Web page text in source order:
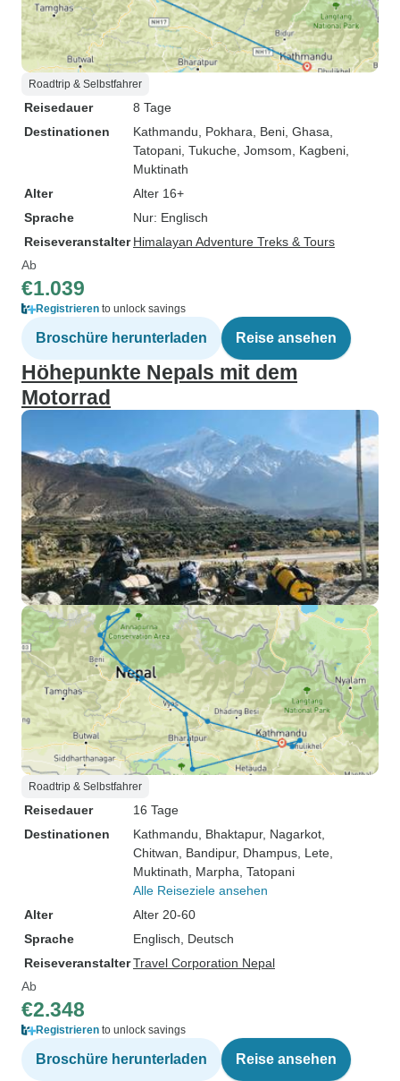
Roadtrip & Selbstfahrer
Reisedauer
8 Tage
Destinationen
Kathmandu , Pokhara , Beni , Ghasa
Tatopani , Tukuche , Jomsom , Kagbeni
Muktinath
Alter
Alter 16+
Sprache
Nur: Englisch
Reiseveranstalter Himalayan Adventure Treks & Tours
Ab
€1.039
Registrieren to unlock savings
Broschüre herunterladen Reise ansehen
Höhepunkte Nepals mit dem
Motorrad
Roadtrip & Selbstfahrer
Reisedauer
16 Tage
Destinationen
Kathmandu , Bhaktapur, Nagarkot
Chitwan , Bandipur, Dhampus , Lete
Muktinath , Marpha , Tatopani
Alle Reiseziele ansehen
Alter
Alter 20-60
Sprache
Englisch, Deutsch
ReiseveranstalterTravel Corporation Nepal
Ab
€2.348
Registrieren to unlock savings
Broschüre herunterladen Reise ansehen